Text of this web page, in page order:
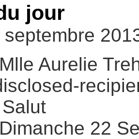
jour
Aurelie
22